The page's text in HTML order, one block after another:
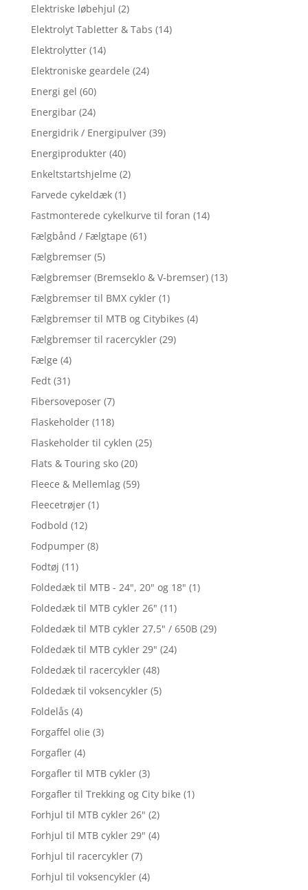
Elektriske løbehjul (2)
Elektrolyt Tabletter & Tabs (14)
Elektrolytter (14)
Elektroniske geardele (24)
Energi gel (60)
Energibar (24)
Energidrik / Energipulver (39)
Energiprodukter (40)
Enkeltstartshjelme (2)
Farvede cykeldæk (1)
Fastmonterede cykelkurve til foran (14)
Fælgbånd / Fælgtape (61)
Fælgbremser (5)
Fælgbremser (Bremseklo & V-bremser) (13)
Fælgbremser til BMX cykler (1)
Fælgbremser til MTB og Citybikes (4)
Fælgbremser til racercykler (29)
Fælge (4)
Fedt (31)
Fibersoveposer (7)
Flaskeholder (118)
Flaskeholder til cyklen (25)
Flats & Touring sko (20)
Fleece & Mellemlag (59)
Fleecetrøjer (1)
Fodbold (12)
Fodpumper (8)
Fodtøj (11)
Foldedæk til MTB - 24", 20" og 18" (1)
Foldedæk til MTB cykler 26" (11)
Foldedæk til MTB cykler 27,5" / 650B (29)
Foldedæk til MTB cykler 29" (24)
Foldedæk til racercykler (48)
Foldedæk til voksencykler (5)
Foldelås (4)
Forgaffel olie (3)
Forgafler (4)
Forgafler til MTB cykler (3)
Forgafler til Trekking og City bike (1)
Forhjul til MTB cykler 26" (2)
Forhjul til MTB cykler 29" (4)
Forhjul til racercykler (7)
Forhjul til voksencykler (4)